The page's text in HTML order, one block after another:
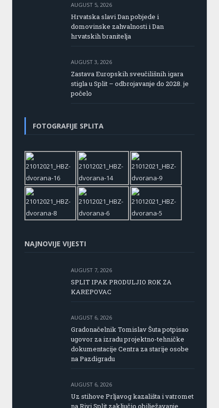
AUGUST 5, 2026
Hrvatska slavi Dan pobjede i
domovinske zahvalnosti i Dan
hrvatskih branitelja
AUGUST 3, 2026
Zastava Europskih sveučilišnih igara
stigla u Split – odbrojavanje do 2028. je
počelo
FOTOGRAFIJE SPLITA
NAJNOVIJE VIJESTI
AUGUST 7, 2026
SPLIT IPAK PRODULJIO ROK ZA
KAREPOVAC
AUGUST 6, 2026
Gradonačelnik Tomislav Šuta potpisao
ugovor za izradu projektno-tehničke
dokumentacije Centra za starije osobe
na Pazdigradu
AUGUST 6, 2026
Uz stihove Prljavog kazališta i vatromet
na Rivi Split zaključio obilježavanje